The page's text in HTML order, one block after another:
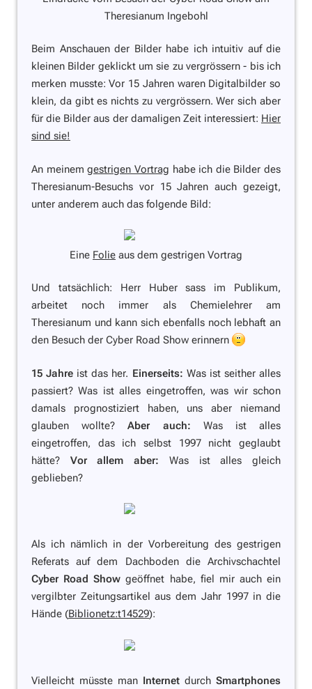
Theresianum Ingebohl
Beim Anschauen der Bilder habe ich intuitiv auf die
kleinen Bilder geklickt um sie zu vergrössern - bis ich
merken musste: Vor 15 Jahren waren Digitalbilder so
klein, da gibt es nichts zu vergrössern. Wer sich aber
für die Bilder aus der damaligen Zeit interessiert: Hier
sind sie!
An meinemgestrigen Vortrag habe ich die Bilder des
Theresianum-Besuchs vor 15 Jahren auch gezeigt,
unter anderem auch das folgende Bild:
Eine Folie aus dem gestrigen Vortrag
Und tatsächlich: Herr Huber sass im Publikum,
arbeitet noch immer als Chemielehrer am
Theresianum und kann sich ebenfalls noch lebhaft an
den Besuch der Cyber Road Show erinnern
15 Jahre ist das her. Einerseits: Was ist seither alles
passiert? Was ist alles eingetroffen, was wir schon
damals prognostiziert haben, uns aber niemand
glauben wollte?Aber auch: Was ist alles
eingetroffen, das ich selbst 1997 nicht geglaubt
hätte? Vor allem aber: Was ist alles gleich
geblieben?
Als ich nämlich in der Vorbereitung des gestrigen
Referats auf dem Dachboden die Archivschachtel
Cyber Road Show geöffnet habe, fiel mir auch ein
vergilbter Zeitungsartikel aus dem Jahr 1997 in die
Hände (Biblionetz:t14529):
Vielleicht müsste man Internet durch Smartphones